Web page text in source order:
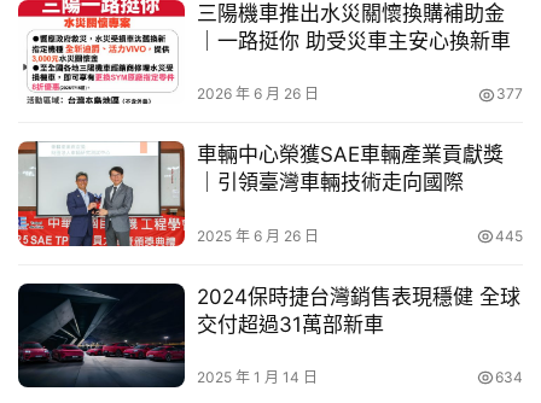
買
車
幫
忙
跨
玩
A
R
在動力與安全機能上，車款搭載 1.5 升渦輪增壓引擎與 48V
輕油電系統，兼顧高效與順暢的動力輸出；底盤採用跑車化
轉向系統提升過彎精準度，並可透過 Audi drive select 可
程式車身動態系統隨心調整駕駛模式。此外，全車系配備完
整 Level 2 駕駛輔助科技、智慧停車輔助，搭配可彈性調整
的後座空間，全面兼顧個性駕馭、安全與實用機能。
三陽機車推出水災關懷換購補助金
｜一路挺你 助受災車主安心換新車
2026 年 6 月 26 日 377
車輛中心榮獲SAE車輛產業貢獻獎
｜引領臺灣車輛技術走向國際
2025 年 6 月 26 日 445
2024保時捷台灣銷售表現穩健 全球
交付超過31萬部新車
2025 年 1 月 14 日 634